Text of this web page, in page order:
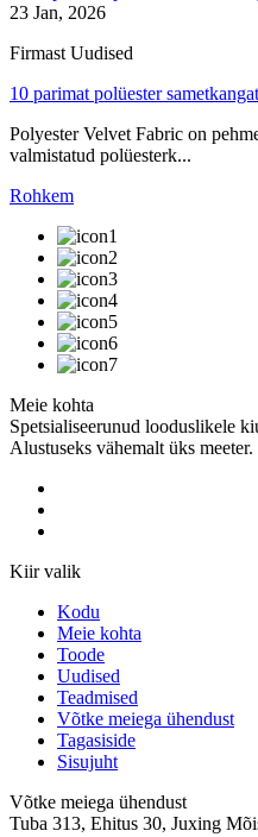
23 Jan, 2026
Firmast Uudised
10 parimat polüester
Polyester Velvet Fabric on
valmistatud polüesterk...
Rohkem
Meie kohta
Spetsialiseerunud looduslikele
Alustuseks vähemalt üks meeter.
Kiir valik
Kodu
Meie kohta
Toode
Uudised
Teadmised
Võtke meiega ühendust
Tagasiside
Sisujuht
Võtke meiega ühendust
Tuba 313, Ehitus 30, Juxing